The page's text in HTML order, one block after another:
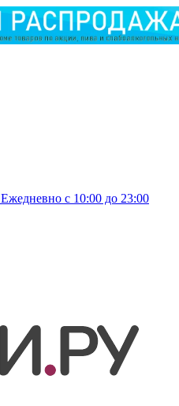
Ежедневно с 10:00 до 23:00